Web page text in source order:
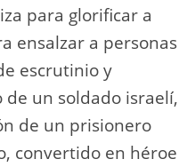
para glorificar a
ensalzar a personas
escrutinio y
de un soldado israelí,
de un prisionero
convertido en héroe